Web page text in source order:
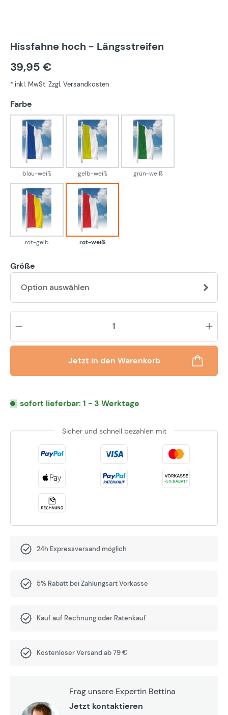
Hissfahne hoch - Längsstreifen
39,95 €
* inkl. MwSt. Zzgl. Versandkosten
Farbe
blau-weiß
blau-weiß
gelb-weiß
gelb-weiß
grün-weiß
grün-weiß
rot-gelb
rot-gelb
rot-weiß
rot-weiß
Größe
Option auswählen
Jetzt in den Warenkorb
sofort lieferbar: 1 - 3 Werktage
Sicher und schnell bezahlen mit
24h Expressversand möglich
5% Rabatt bei Zahlungsart Vorkasse
Kauf auf Rechnung oder Ratenkauf
Kostenloser Versand ab 79 €
Frag unsere Expertin Bettina
Jetzt kontaktieren